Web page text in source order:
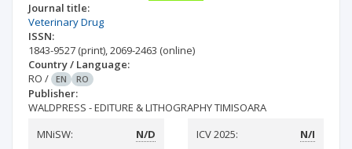
Journal title:
Veterinary Drug
ISSN:
1843-9527 (print),2069-2463 (online)
Country / Language:
RO / EN RO
Publisher:
WALDPRESS - EDITURE & LITHOGRAPHY TIMISOARA
MNiSW:
N/D ICV 2025: N/I